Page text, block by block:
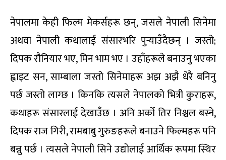
नेपालमा केही फिल्म मेकर्सहरू छन्, जसले नेपाली सिनेमा
अथवा नेपाली कथालाई संसारभरि पुर्‍याउँदैछन् । जस्तो;
दिपक रौनियार भए, मिन भाम भए । उहाँहरूले बनाउनु भएका
ह्वाइट सन, साम्बाला जस्तो सिनेमाहरू अझ अझै धेरै बनिनु
पर्छ जस्तो लाग्छ । किनकि त्यसले नेपालको भित्री कुराहरू,
कथाहरू संसारलाई देखाउँछ । अनि अर्को तिर निश्चल बस्ने,
दिपक राज गिरी, रामबाबु गुरुङहरूले बनाउने फिल्महरू पनि
बन्नु पर्छ । त्यसले नेपाली सिने उद्योलाई आर्थिक रूपमा स्थिर